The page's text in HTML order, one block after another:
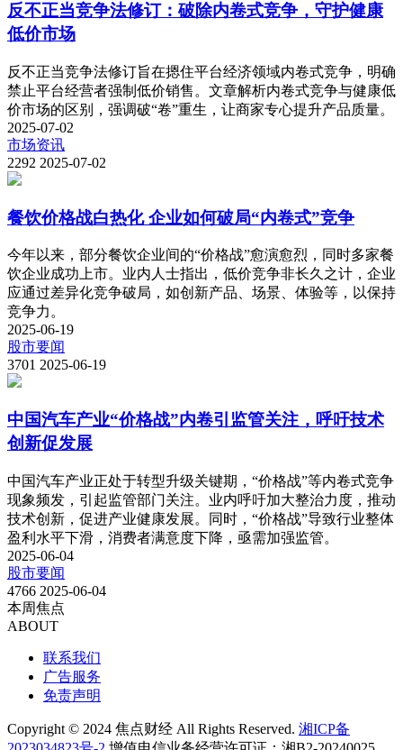
反不正当竞争法修订：破除内卷式竞争，守护健康
低价市场
反不正当竞争法修订旨在摁住平台经济领域内卷式竞争，明确
禁止平台经营者强制低价销售。文章解析内卷式竞争与健康低
价市场的区别，强调破“卷”重生，让商家专心提升产品质量。
2025-07-02
市场资讯
2292 2025-07-02
餐饮价格战白热化 企业如何破局“内卷式”竞争
今年以来，部分餐饮企业间的“价格战”愈演愈烈，同时多家餐
饮企业成功上市。业内人士指出，低价竞争非长久之计，企业
应通过差异化竞争破局，如创新产品、场景、体验等，以保持
竞争力。
2025-06-19
股市要闻
3701 2025-06-19
中国汽车产业“价格战”内卷引监管关注，呼吁技术
创新促发展
中国汽车产业正处于转型升级关键期，“价格战”等内卷式竞争
现象频发，引起监管部门关注。业内呼吁加大整治力度，推动
技术创新，促进产业健康发展。同时，“价格战”导致行业整体
盈利水平下滑，消费者满意度下降，亟需加强监管。
2025-06-04
股市要闻
4766 2025-06-04
本周焦点
ABOUT
联系我们
广告服务
免责声明
Copyright © 2024 焦点财经 All Rights Reserved. 湘ICP备